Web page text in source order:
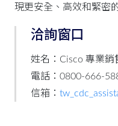
現更安全、高效和緊密
洽詢窗口
姓名：Cisco 專業銷
電話：0800-666-
信箱：